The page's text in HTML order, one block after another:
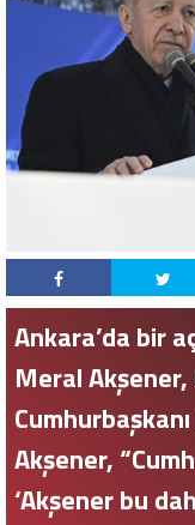
Ankara’da bir
Meral Akşener,
Akşener,
‘Akşener bu